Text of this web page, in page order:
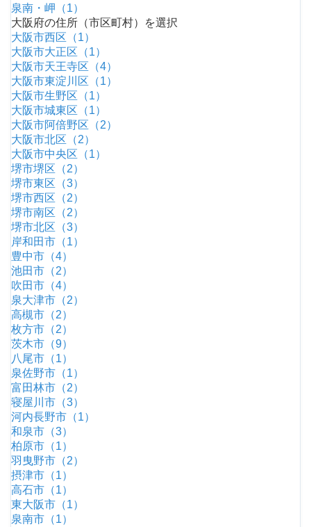
泉南・岬（1）
大阪府の住所（市区町村）を選択
大阪市西区（1）
大阪市大正区（1）
大阪市天王寺区（4）
大阪市東淀川区（1）
大阪市生野区（1）
大阪市城東区（1）
大阪市阿倍野区（2）
大阪市北区（2）
大阪市中央区（1）
堺市堺区（2）
堺市東区（3）
堺市西区（2）
堺市南区（2）
堺市北区（3）
岸和田市（1）
豊中市（4）
池田市（2）
吹田市（4）
泉大津市（2）
高槻市（2）
枚方市（2）
茨木市（9）
八尾市（1）
泉佐野市（1）
富田林市（2）
寝屋川市（3）
河内長野市（1）
和泉市（3）
柏原市（1）
羽曳野市（2）
摂津市（1）
高石市（1）
東大阪市（1）
泉南市（1）